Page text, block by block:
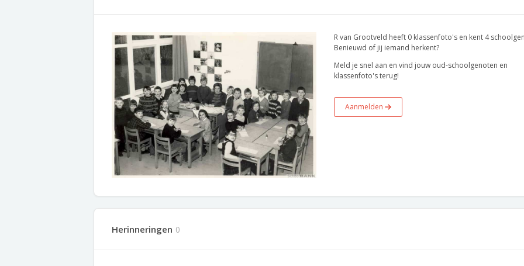
R van Grootveld heeft 0 klassenfoto's en kent 4
Benieuwd of jij iemand herkent?
Meld je snel aan en vind jouw oud-schoolgenoten en
klassenfoto's terug!
Aanmelden
Herinneringen 0